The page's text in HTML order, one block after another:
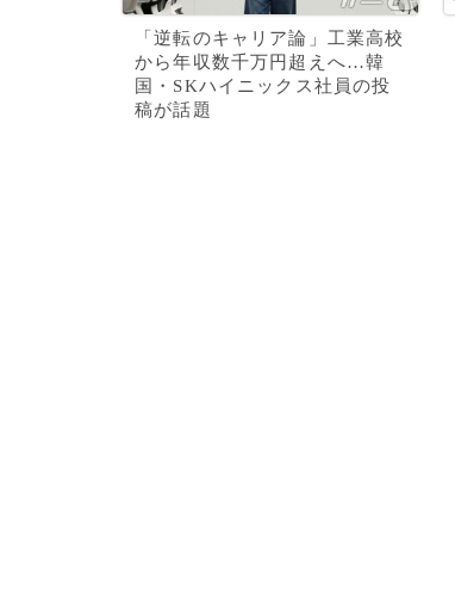
「逆転のキャリア論」工業高校
から年収数千万円超えへ…韓
国・SKハイニックス社員の投
稿が話題